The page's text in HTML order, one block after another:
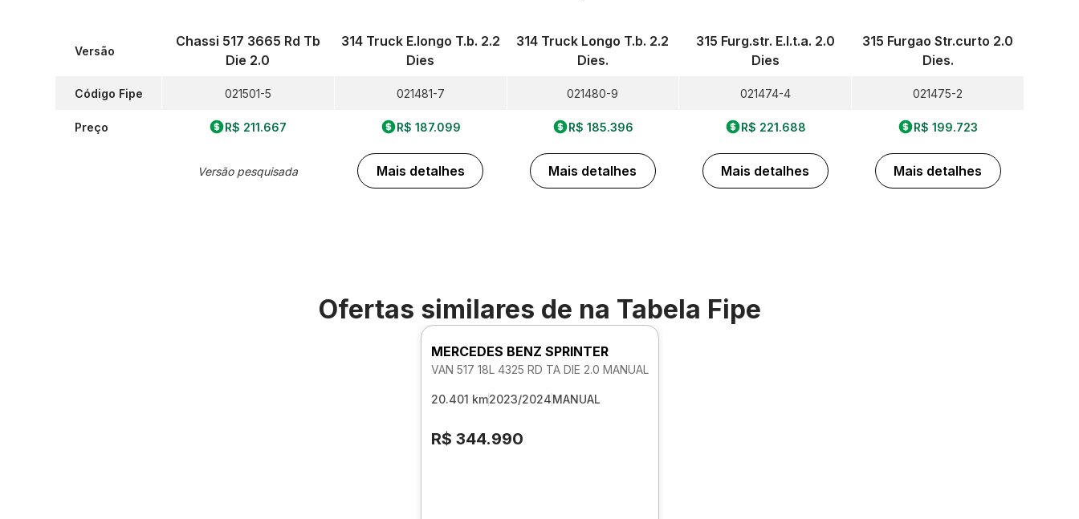
Versão
Código Fipe
Preço
Chassi 517 3665 Rd Tb
Die 2.0
021501-5
R$ 211.667
Versão pesquisada
314 Truck E.longo T.b. 2.2
Dies
021481-7
R$ 187.099
Mais detalhes
314 Truck Longo T.b. 2.2
Dies.
021480-9
R$ 185.396
Mais detalhes
315 Furg.str. E.l.t.a. 2.0
Dies
021474-4
R$ 221.688
Mais detalhes
315 Furgao Str.curto 2.0
Dies.
021475-2
R$ 199.723
Mais detalhes
Ofertas similares de na Tabela Fipe
MERCEDES BENZ SPRINTER
VAN 517 18L 4325 RD TA DIE 2.0 MANUAL
20.401 km2023/2024MANUAL
R$ 344.990